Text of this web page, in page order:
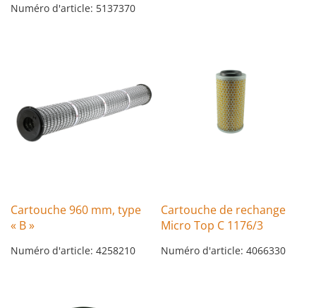
Numéro d'article: 5137370
Cartouche 960 mm, type
« B »
Numéro d'article: 4258210
Cartouche de rechange
Micro Top C 1176/3
Numéro d'article: 4066330